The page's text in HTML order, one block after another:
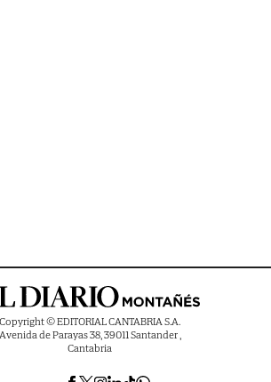
Copyright © EDITORIAL CANTABRIA S.A.
Avenida de Parayas 38, 39011 Santander ,
Cantabria